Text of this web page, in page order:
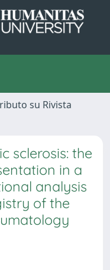
su Rivista
sclerosis: the
in a
analysis
of the